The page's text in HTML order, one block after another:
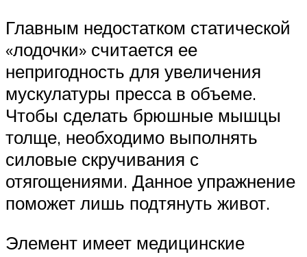
Главным недостатком статической
«лодочки» считается ее
непригодность для увеличения
мускулатуры пресса в объеме.
Чтобы сделать брюшные мышцы
толще, необходимо выполнять
силовые скручивания с
отягощениями. Данное упражнение
поможет лишь подтянуть живот.
Элемент имеет медицинские